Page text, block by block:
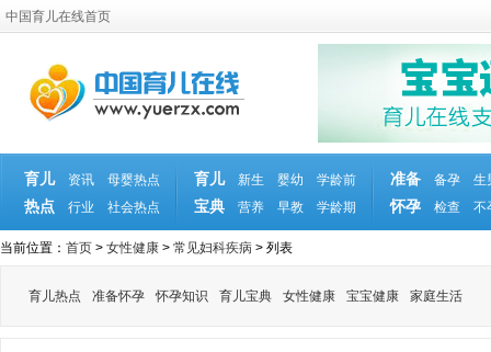
中国育儿在线首页
育儿
热点
资讯
母婴热点
行业
社会热点
育儿
宝典
新生 婴幼
学龄前
营养
早教 学龄期
准备
怀孕
备孕
生
检查
不
当前位置： 首页 > 女性健康 > 常见妇科疾病 > 列表
育儿热点 准备怀孕 怀孕知识 育儿宝典 女性健康 宝宝健康 家庭生活